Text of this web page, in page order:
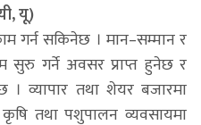
यू)
गर्न सकिनेछ । मान–सम्मान र
सुरु गर्ने अवसर प्राप्त हुनेछ र
। व्यापार तथा शेयर बजारमा
तथा पशुपालन व्यवसायमा